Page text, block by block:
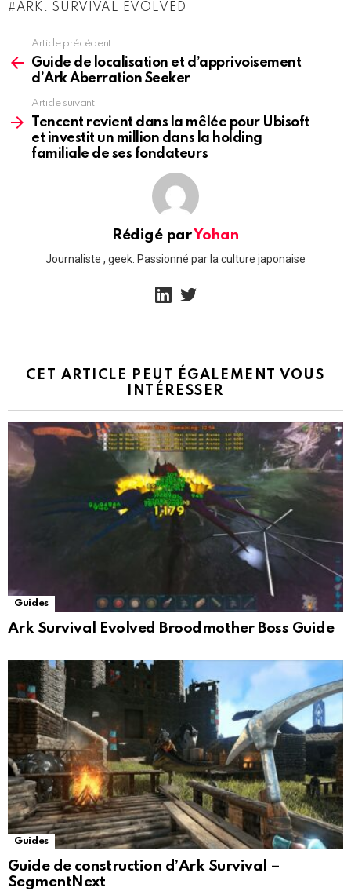
ARK: SURVIVAL EVOLVED
more
Article précédent
Guide de localisation et d’apprivoisement
d’Ark Aberration Seeker
Article suivant
Tencent revient dans la mêlée pour Ubisoft
et investit un million dans la holding
familiale de ses fondateurs
Rédigé parYohan
Journaliste , geek. Passionné par la culture japonaise
linkedin
CET ARTICLE PEUT ÉGALEMENT VOUS
INTÉRESSER
Guides
Ark Survival Evolved Broodmother Boss Guide
Guides
Guide de construction d’Ark Survival –
SegmentNext